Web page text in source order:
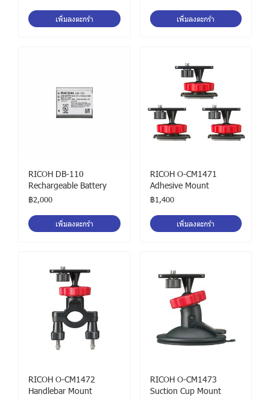
เพิ่มลงตะกร้า เพิ่มลงตะกร้า
RICOH DB-110
Rechargeable Battery
฿2,000
เพิ่มลงตะกร้า
RICOH O-CM1471
Adhesive Mount
฿1,400
เพิ่มลงตะกร้า
RICOH O-CM1472
Handlebar Mount
RICOH O-CM1473
Suction Cup Mount